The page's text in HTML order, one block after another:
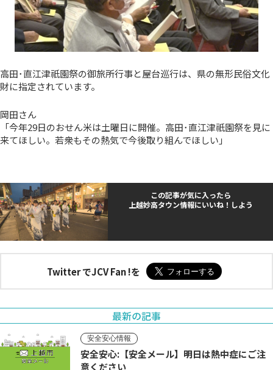
高田･直江津祇園祭の御旅所行事と屋台巡行は、県の無形民俗文化
財に指定されています。
岡田さん
「今年29日のおせん米は土曜日に開催。高田･直江津祇園祭を見に
来てほしい。若衆もその熱気で今後取り組んでほしい」
この記事が気に入ったら
上越妙高タウン情報にいいね！しよう
Twitter でJCV Fan !を
最新の記事
安全安心情報
安全安心:【安全メール】明日は熱中症にご注
意ください